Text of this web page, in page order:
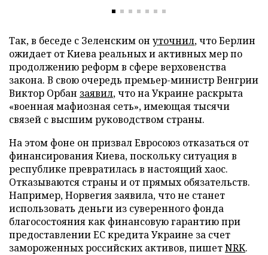
Так, в беседе с Зеленским он уточнил, что Берлин
ожидает от Киева реальных и активных мер по
продолжению реформ в сфере верховенства
закона. В свою очередь премьер-министр Венгрии
Виктор Орбан заявил, что на Украине раскрыта
«военная мафиозная сеть», имеющая тысячи
связей с высшим руководством страны.
На этом фоне он призвал Евросоюз отказаться от
финансирования Киева, поскольку ситуация в
республике превратилась в настоящий хаос.
Отказываются страны и от прямых обязательств.
Например, Норвегия заявила, что не станет
использовать деньги из суверенного фонда
благосостояния как финансовую гарантию при
предоставлении ЕС кредита Украине за счет
замороженных российских активов, пишетNRK.